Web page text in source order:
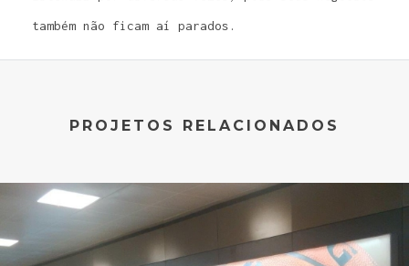
também não ficam aí parados.
PROJETOS RELACIONADOS